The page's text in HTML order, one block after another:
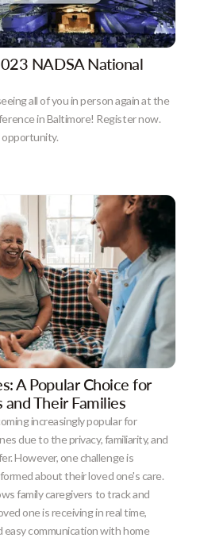
NADSA National
all of you in person again at the
in Baltimore! Register now.
A Popular Choice for
and Their Families
increasingly popular for
due to the privacy, familiarity, and
However, one challenge is
about their loved one's care.
family caregivers to track and
one is receiving in real time,
easy communication with home